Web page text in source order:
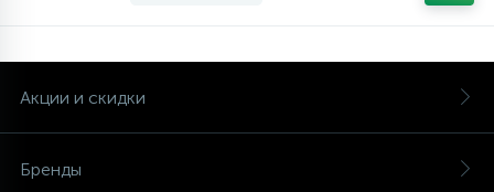
Акции и скидки
Бренды